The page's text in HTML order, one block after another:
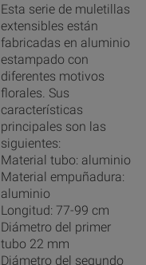
Esta serie de muletillas
extensibles están
fabricadas en aluminio
estampado con
diferentes motivos
florales. Sus
características
principales son las
siguientes:
Material tubo: aluminio
Material empuñadura:
aluminio
Longitud: 77-99 cm
Diámetro del primer
tubo 22 mm
Diámetro del segundo